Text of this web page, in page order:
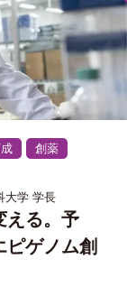
創薬
学 学長
える。予
ピゲノム創